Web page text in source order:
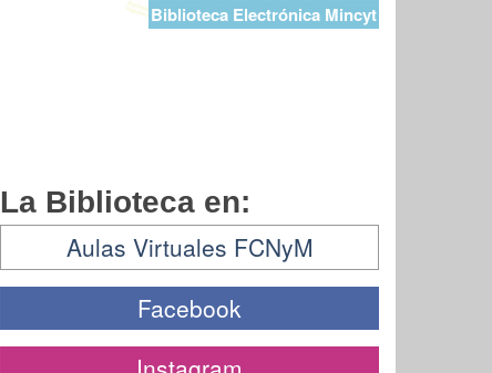
Biblioteca Electrónica Mincyt
La Biblioteca en:
Aulas Virtuales FCNyM
Facebook